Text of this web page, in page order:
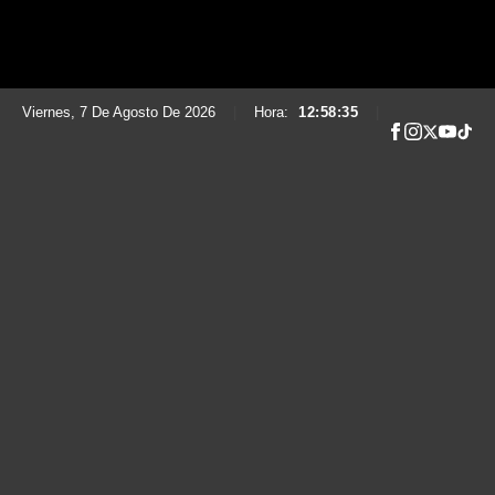
Viernes, 7 De Agosto De 2026 Hora: 12:58:36